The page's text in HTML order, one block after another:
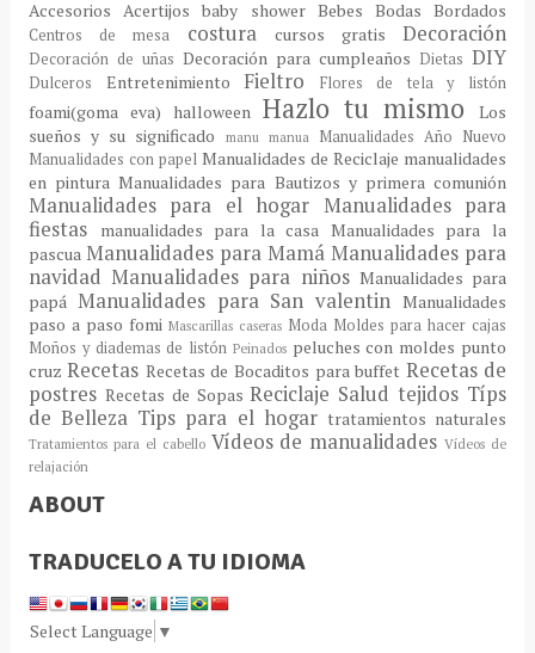
AccesoriosAcertijosbaby shower Bebes BodasBordados
Centros de mesa costura cursos gratisDecoración
Decoración de uñas Decoración para cumpleaños DietasDIY
Dulceros Entretenimiento Fieltro Flores de tela y listón
foami(goma eva) halloween Hazlo tu mismoLos
sueños y su significado
manu manua Manualidades Año Nuevo
Manualidades con papel Manualidades de Reciclaje manualidades
en pinturaManualidades para Bautizos y primera comunión
Manualidades para el hogar Manualidades para
fiestas
manualidades para la casa Manualidades para la
pascua Manualidades para MamáManualidades para
navidadManualidades para niños Manualidades para
papá Manualidades para San valentinManualidades
paso a paso fomi Mascarillas caseras Moda Moldes para hacer cajas
Moños y diademas de listón Peinados peluches con moldes punto
cruzRecetas Recetas de Bocaditos para buffet Recetas de
postres Recetas de SopasReciclaje Saludtejidos Típs
de Belleza Tips para el hogar tratamientos naturales
Tratamientos para el cabello Vídeos de manualidadesVídeos de
relajación
ABOUT
TRADUCELO A TU IDIOMA
Select Language ▼